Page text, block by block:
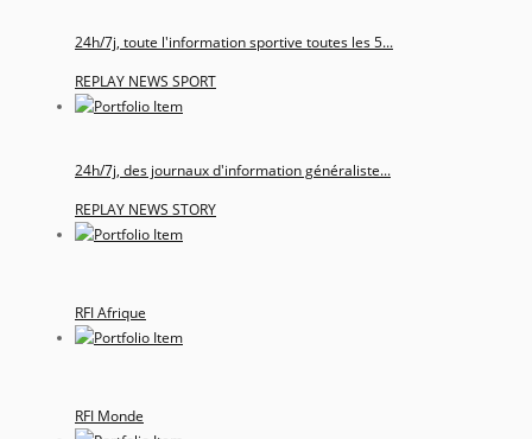
24h/7j, toute l'information sportive toutes les 5...
REPLAY NEWS SPORT
24h/7j, des journaux d'information généraliste...
REPLAY NEWS STORY
RFI Afrique
RFI Monde